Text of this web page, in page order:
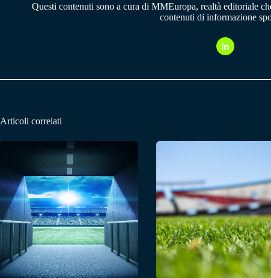
Questi contenuti sono a cura di MMEuropa, realtà editoriale
contenuti di informazione
Articoli correlati